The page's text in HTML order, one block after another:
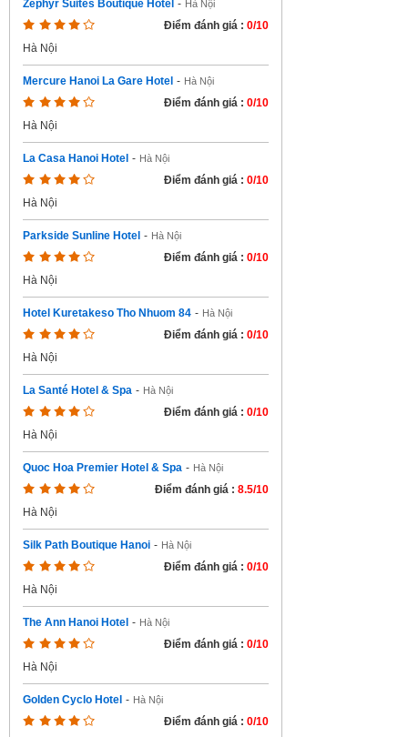
Zephyr Suites Boutique Hotel - Hà Nội
Điểm đánh giá : 0/10
Hà Nội
Mercure Hanoi La Gare Hotel - Hà Nội
Điểm đánh giá : 0/10
Hà Nội
La Casa Hanoi Hotel - Hà Nội
Điểm đánh giá : 0/10
Hà Nội
Parkside Sunline Hotel - Hà Nội
Điểm đánh giá : 0/10
Hà Nội
Hotel Kuretakeso Tho Nhuom 84 - Hà Nội
Điểm đánh giá : 0/10
Hà Nội
La Santé Hotel & Spa - Hà Nội
Điểm đánh giá : 0/10
Hà Nội
Quoc Hoa Premier Hotel & Spa - Hà Nội
Điểm đánh giá : 8.5/10
Hà Nội
Silk Path Boutique Hanoi - Hà Nội
Điểm đánh giá : 0/10
Hà Nội
The Ann Hanoi Hotel - Hà Nội
Điểm đánh giá : 0/10
Hà Nội
Golden Cyclo Hotel - Hà Nội
Điểm đánh giá : 0/10